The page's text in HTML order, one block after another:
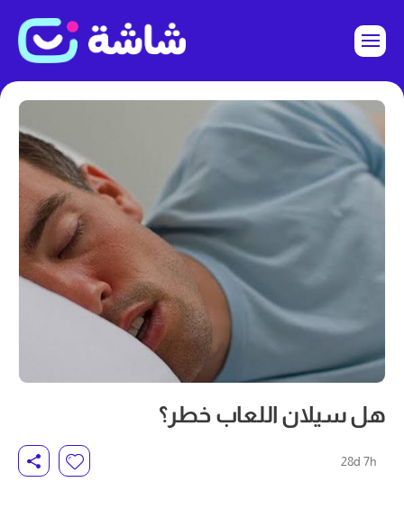
هل سيلان اللعاب خطر؟
28d 7h